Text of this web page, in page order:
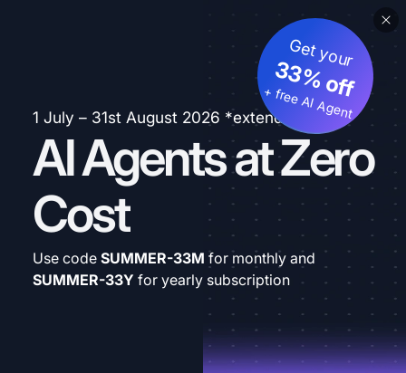
1 July – 31st August 2026 *extended
AI Agents at Zero
Cost
Get your
33% off
+ free AI Agent
Use code SUMMER-33M for monthly and
SUMMER-33Y for yearly subscription